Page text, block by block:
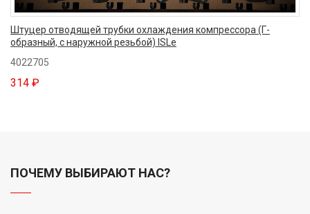
Штуцер отводящей трубки охлаждения компрессора (Г-
образный, с наружной резьбой) ISLe
4022705
314 ₽
ПОЧЕМУ ВЫБИРАЮТ НАС?